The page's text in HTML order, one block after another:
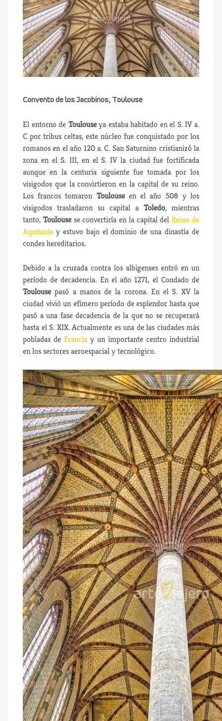
Convento de los Jacobinos, Toulouse
El entorno de Toulouseya estaba habitado en el S. IV a.
C por tribus celtas, este núcleo fue conquistado por los
romanos en el año 120 a. C. San Saturnino cristianizó la
zona en el S. III, en el S. IV la ciudad fue fortificada
aunque en la centuria siguiente fue tomada por los
visigodos que la convirtieron en la capital de su reino.
Los francos tomaron Toulouseen el año 508 y los
visigodos trasladaron su capital a Toledo, mientras
tanto, Toulousese convertiría en la capital delReino de
Aquitania y estuvo bajo el dominio de una dinastía de
condes hereditarios.
Debido a la cruzada contra los albigenses entró en un
período de decadencia. En el año 1271, el Condado de
Toulouse pasó a manos de la corona. En el S. XV la
ciudad vivió un efímero período de esplendor hasta que
pasó a una fase decadencia de la que no se recuperará
hasta el S. XIX. Actualmente es una de las ciudades más
pobladas de Francia y un importante centro industrial
en los sectores aeroespacial y tecnológico.